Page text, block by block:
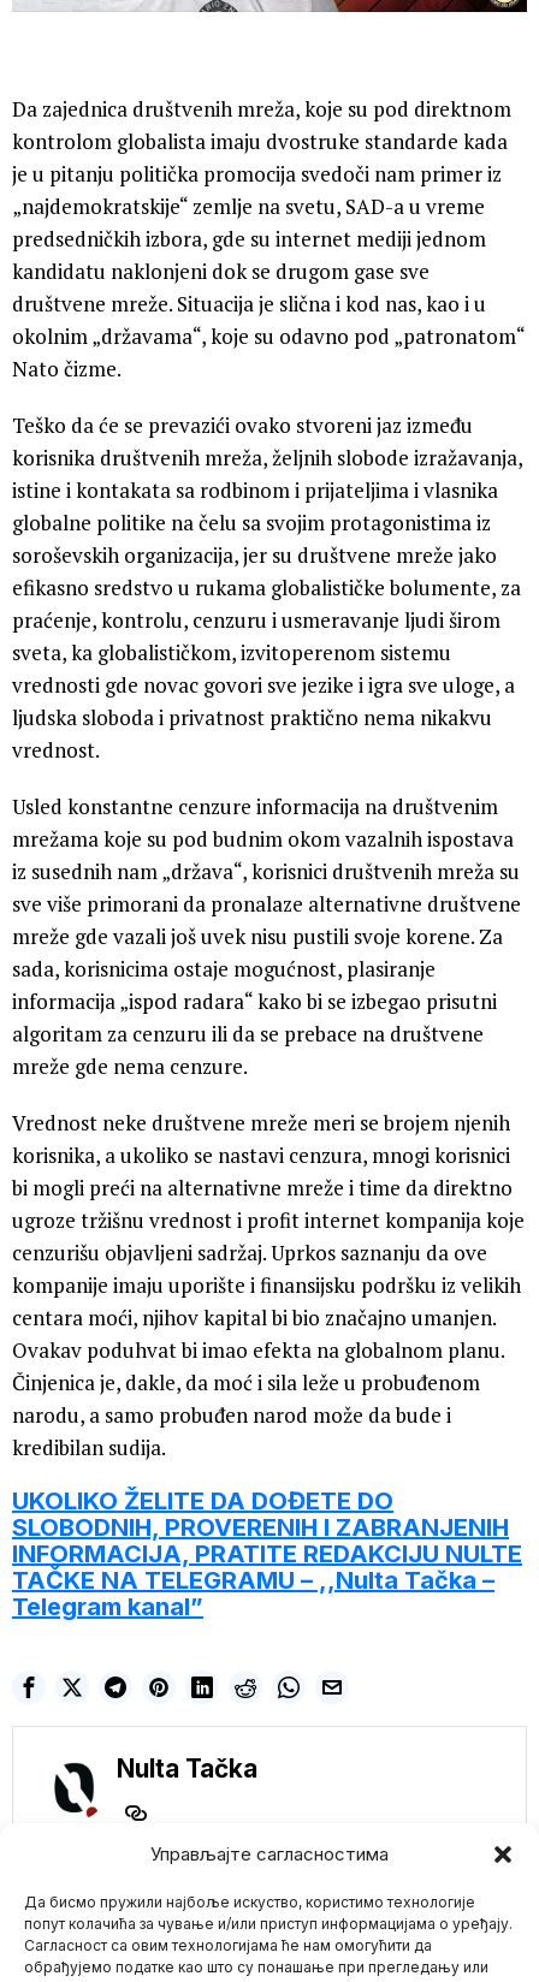
Управљајте сагласностима
Да бисмо пружили најбоље искуство, користимо технологије
попут колачића за чување и/или приступ информацијама о уређају.
Сагласност са овим технологијама ће нам омогућити да
обрађујемо податке као што су понашање при прегледању или
Da zajednica društvenih mreža, koje su pod direktnom
kontrolom globalista imaju dvostruke standarde kada
je u pitanju politička promocija svedoči nam primer iz
„najdemokratskije“ zemlje na svetu, SAD-a u vreme
predsedničkih izbora, gde su internet mediji jednom
kandidatu naklonjeni dok se drugom gase sve
društvene mreže. Situacija je slična i kod nas, kao i u
okolnim „državama“, koje su odavno pod „patronatom“
Nato čizme.
Teško da će se prevazići ovako stvoreni jaz između
korisnika društvenih mreža, željnih slobode izražavanja,
istine i kontakata sa rodbinom i prijateljima i vlasnika
globalne politike na čelu sa svojim protagonistima iz
soroševskih organizacija, jer su društvene mreže jako
efikasno sredstvo u rukama globalističke bolumente, za
praćenje, kontrolu, cenzuru i usmeravanje ljudi širom
sveta, ka globalističkom, izvitoperenom sistemu
vrednosti gde novac govori sve jezike i igra sve uloge, a
ljudska sloboda i privatnost praktično nema nikakvu
vrednost.
Usled konstantne cenzure informacija na društvenim
mrežama koje su pod budnim okom vazalnih ispostava
iz susednih nam „država“, korisnici društvenih mreža su
sve više primorani da pronalaze alternativne društvene
mreže gde vazali još uvek nisu pustili svoje korene. Za
sada, korisnicima ostaje mogućnost, plasiranje
informacija „ispod radara“ kako bi se izbegao prisutni
algoritam za cenzuru ili da se prebace na društvene
mreže gde nema cenzure.
Vrednost neke društvene mreže meri se brojem njenih
korisnika, a ukoliko se nastavi cenzura, mnogi korisnici
bi mogli preći na alternativne mreže i time da direktno
ugroze tržišnu vrednost i profit internet kompanija koje
cenzurišu objavljeni sadržaj. Uprkos saznanju da ove
kompanije imaju uporište i finansijsku podršku iz velikih
centara moći, njihov kapital bi bio značajno umanjen.
Ovakav poduhvat bi imao efekta na globalnom planu.
Činjenica je, dakle, da moć i sila leže u probuđenom
narodu, a samo probuđen narod može da bude i
kredibilan sudija.
UKOLIKO ŽELITE DA DOĐETE DO
SLOBODNIH, PROVERENIH I ZABRANJENIH
INFORMACIJA, PRATITE REDAKCIJU NULTE
TAČKE NA TELEGRAMU – ,,Nulta Tačka –
Telegram kanal”
Nulta Tačka
NE PROPUSTITE
Sud EU: Fon der Lajen
i Komisija kršile
zakon skrivajući